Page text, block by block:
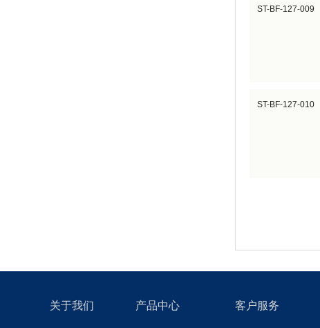
ST-BF-127-009
ST-BF-127-010
关于我们 产品中心 客户服务